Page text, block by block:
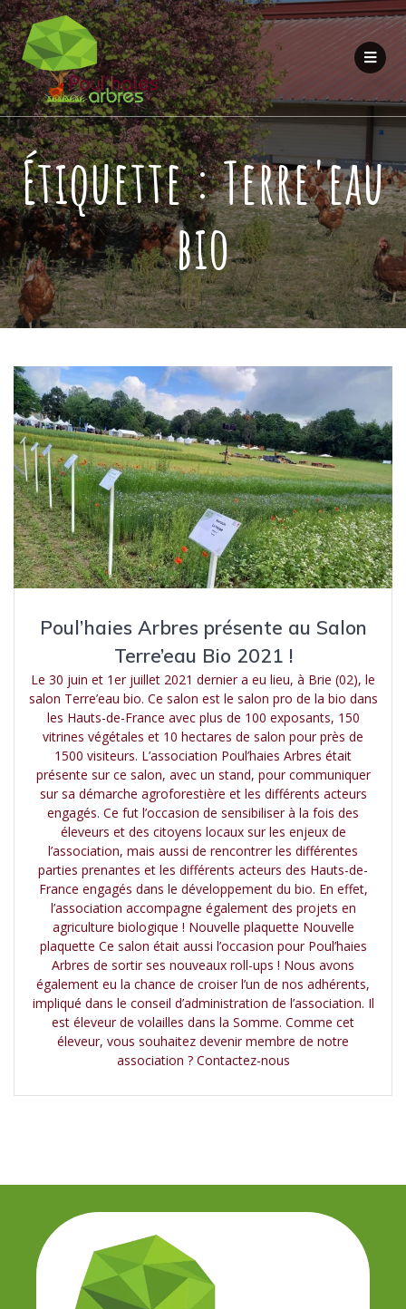
Étiquette :Terre'eau
bio
Poul’haies Arbres présente au Salon
Terre’eau Bio 2021 !
Le 30 juin et 1er juillet 2021 dernier a eu lieu, à Brie (02), le
salon Terre’eau bio. Ce salon est le salon pro de la bio dans
les Hauts-de-France avec plus de 100 exposants, 150
vitrines végétales et 10 hectares de salon pour près de
1500 visiteurs. L’association Poul’haies Arbres était
présente sur ce salon, avec un stand, pour communiquer
sur sa démarche agroforestière et les différents acteurs
engagés. Ce fut l’occasion de sensibiliser à la fois des
éleveurs et des citoyens locaux sur les enjeux de
l’association, mais aussi de rencontrer les différentes
parties prenantes et les différents acteurs des Hauts-de-
France engagés dans le développement du bio. En effet,
l’association accompagne également des projets en
agriculture biologique ! Nouvelle plaquette Nouvelle
plaquette Ce salon était aussi l’occasion pour Poul’haies
Arbres de sortir ses nouveaux roll-ups ! Nous avons
également eu la chance de croiser l’un de nos adhérents,
impliqué dans le conseil d’administration de l’association. Il
est éleveur de volailles dans la Somme. Comme cet
éleveur, vous souhaitez devenir membre de notre
association ? Contactez-nous